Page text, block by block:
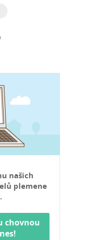
našich
plemene
chovnou